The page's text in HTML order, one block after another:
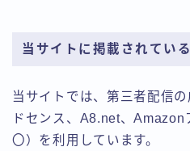
当サイトに掲載されてい
当サイトでは、第三者配信
ドセンス、A8.net、
〇）を利用しています。